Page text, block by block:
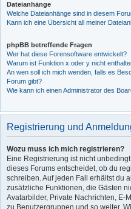
Dateianhänge
Welche Dateianhänge sind in diesem
Kann ich eine Übersicht all meiner
phpBB betreffende Fragen
Wer hat diese Forensoftware entwickelt?
Warum ist Funktion x oder y nicht
An wen soll ich mich wenden, falls es
Forum gibt?
Wie kann ich einen Administrator des
Registrierung und
Wozu muss ich mich registrieren?
Eine Registrierung ist nicht
dieses Forums entscheidet, ob du
schreiben. Auf jeden Fall erhältst du
zusätzliche Funktionen, die Gästen
Avatarbilder, Private Nachrichten, E-
zu Benutzergruppen und so weiter.